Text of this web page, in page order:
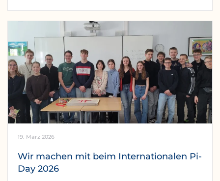
19. März 2026
Wir machen mit beim Internationalen Pi-
Day 2026